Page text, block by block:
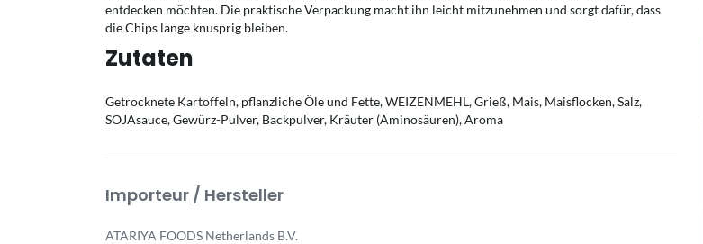
entdecken möchten. Die praktische Verpackung macht ihn leicht mitzunehmen und sorgt dafür, dass
die Chips lange knusprig bleiben.
Zutaten
Getrocknete Kartoffeln, pflanzliche Öle und Fette, WEIZENMEHL, Grieß, Mais, Maisflocken, Salz,
SOJAsauce, Gewürz-Pulver, Backpulver, Kräuter (Aminosäuren), Aroma
Importeur / Hersteller
ATARIYA FOODS Netherlands B.V.